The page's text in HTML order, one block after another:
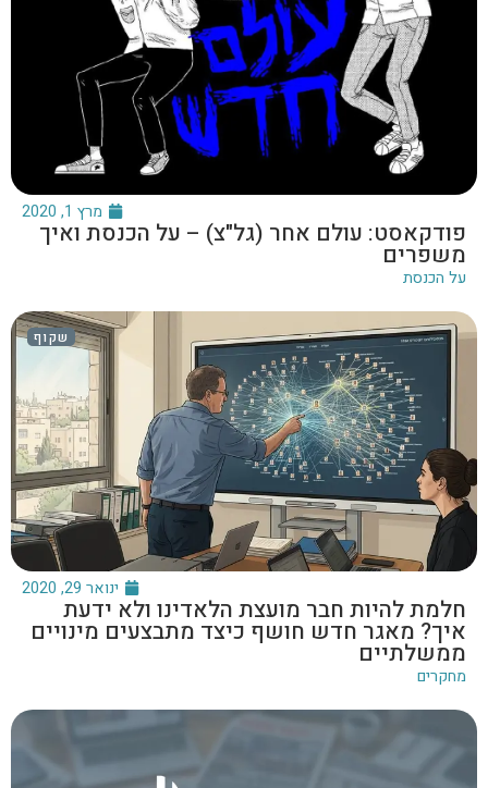
מרץ 1, 2020
פודקאסט: עולם אחר (גל"צ) – על הכנסת ואיך
משפרים
על הכנסת
שקוף
ינואר 29, 2020
חלמת להיות חבר מועצת הלאדינו ולא ידעת
איך? מאגר חדש חושף כיצד מתבצעים מינויים
ממשלתיים
מחקרים